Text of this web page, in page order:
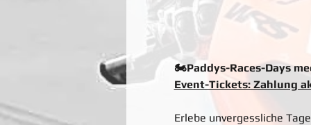
🏍️Paddys-Races-Days
​Event-Tickets: Zahlung
Erlebe unvergessliche